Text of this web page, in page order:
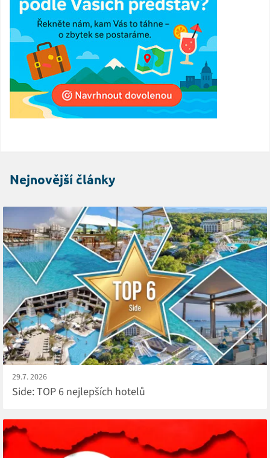
Nejnovější články
29.7. 2026
Side: TOP 6 nejlepších hotelů